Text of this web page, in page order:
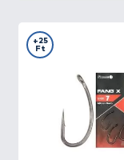
+25
Ft